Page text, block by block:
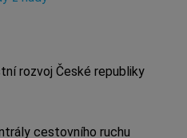
cestovního ruchu